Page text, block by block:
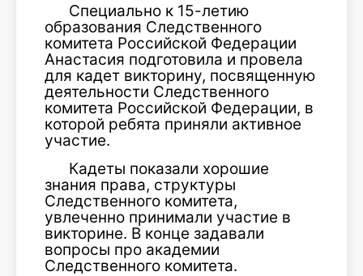
Специально к 15-летию
образования Следственного
комитета Российской Федерации
Анастасия подготовила и провела
для кадет викторину, посвященную
деятельности Следственного
комитета Российской Федерации, в
которой ребята приняли активное
участие.
Кадеты показали хорошие
знания права, структуры
Следственного комитета,
увлеченно принимали участие в
викторине. В конце задавали
вопросы про академии
Следственного комитета.